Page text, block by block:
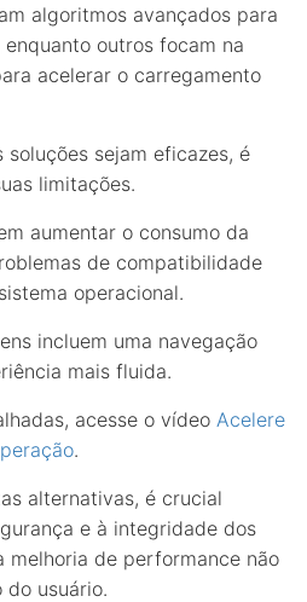
algoritmos avançados para
outros focam na
acelerar o carregamento
sejam eficazes, é
limitações.
aumentar o consumo da
de compatibilidade
operacional.
incluem uma navegação
mais fluida.
acesse o vídeo Acelere
.
alternativas, é crucial
e à integridade dos
melhoria de performance não
usuário.